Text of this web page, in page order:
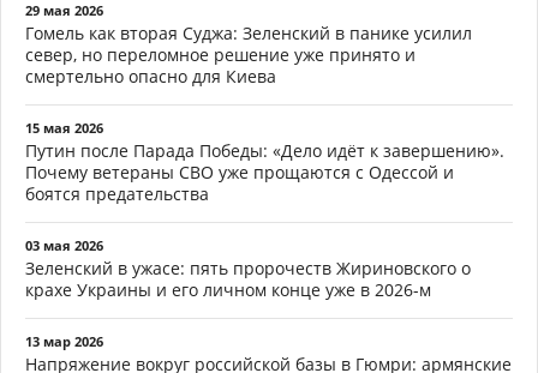
29 мая 2026
Гомель как вторая Суджа: Зеленский в панике усилил
север, но переломное решение уже принято и
смертельно опасно для Киева
15 мая 2026
Путин после Парада Победы: «Дело идёт к завершению».
Почему ветераны СВО уже прощаются с Одессой и
боятся предательства
03 мая 2026
Зеленский в ужасе: пять пророчеств Жириновского о
крахе Украины и его личном конце уже в 2026-м
13 мар 2026
Напряжение вокруг российской базы в Гюмри: армянские